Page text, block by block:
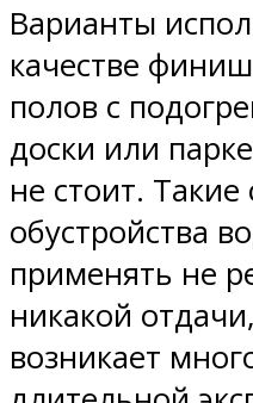
Варианты
качестве
полов с
доски или
не стоит.
обустройства
применять не
никакой
возникает